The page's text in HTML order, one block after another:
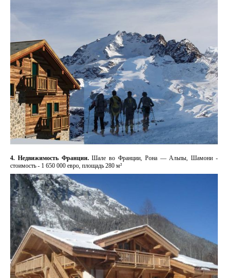
4. Недвижимость Франции. Шале во Франции, Рона — Альпы, Шамони -
стоимость - 1 650 000 евро, площадь 280 м²